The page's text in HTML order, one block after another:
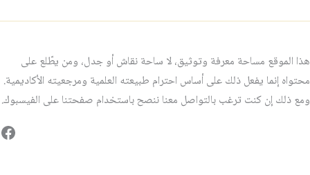
هذا الموقع مساحة معرفة وتوثيق، لا ساحة نقاش أو جدل، ومن يطّلع على
محتواه إنما يفعل ذلك على أساس احترام طبيعته العلمية ومرجعيته الأكاديمية.
ومع ذلك إن كنت ترغب بالتواصل معنا ننصح باستخدام صفحتنا على الفيسبوك.